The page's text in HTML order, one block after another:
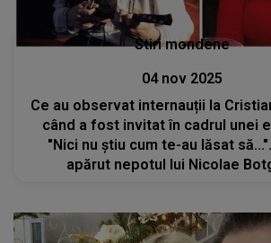
Stiri mondene
04 nov 2025
Ce au observat internauții la
când a fost invitat în cadrul unei
"Nici nu știu cum te-au lăsat
apărut nepotul lui Nicolae